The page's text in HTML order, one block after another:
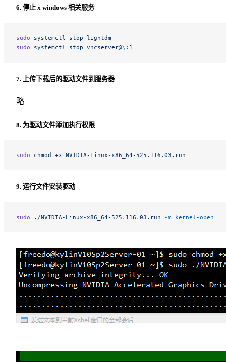
6. 停止 x windows 相关服务
sudo systemctl stop lightdm
sudo systemctl stop vncserver@\: 1
7. 上传下载后的驱动文件到服务器
略
8. 为驱动文件添加执行权限
sudo chmod +x NVIDIA-Linux-x86_64-525.116.03.run
9. 运行文件安装驱动
sudo ./NVIDIA-Linux-x86_64-525.116.03.run -m=kernel-open